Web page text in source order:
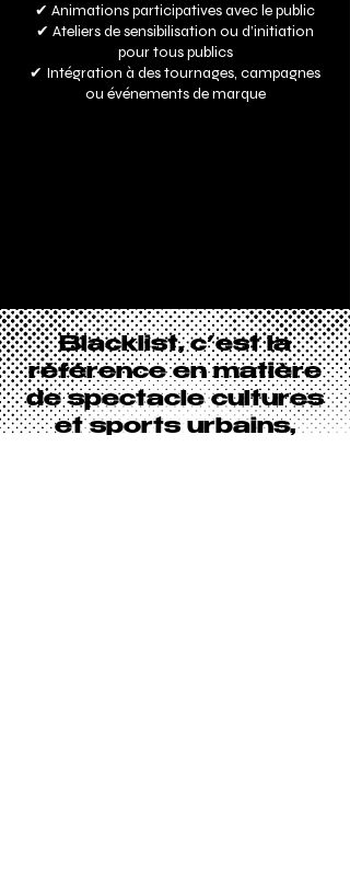
✔ Animations participatives avec le public
✔ Ateliers de sensibilisation ou d’initiation
pour tous publics
✔ Intégration à des tournages, campagnes
ou événements de marque
Blacklist, c’est la
référence en matière
de spectacle cultures
et sports urbains,